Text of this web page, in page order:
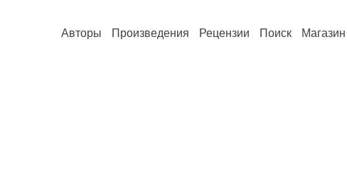
Авторы Произведения Рецензии Поиск Магазин